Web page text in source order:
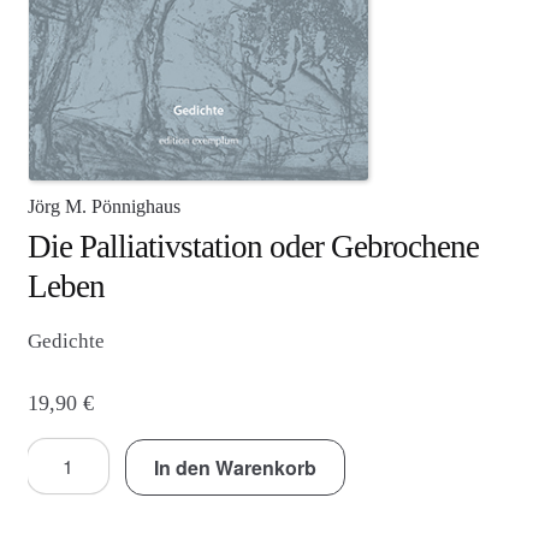
A
c
c
o
u
n
Jörg M. Pönnighaus
Die Palliativstation oder Gebrochene
Leben
Gedichte
19,90 €
Die
Palliativstation
In den Warenkorb